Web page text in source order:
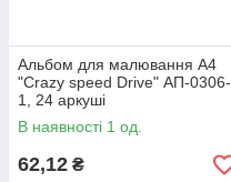
Альбом для малювання A4
"Crazy speed Drive" АП-0306-
1, 24 аркуші
В наявності 1 од.
62,12 ₴